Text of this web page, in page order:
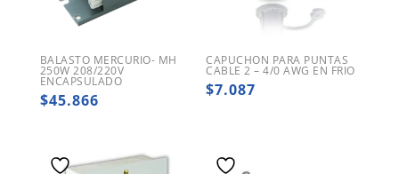
BALASTO MERCURIO- MH
250W 208/220V
ENCAPSULADO
$45.866
CAPUCHON PARA PUNTAS
CABLE 2 – 4/0 AWG EN FRIO
$7.087